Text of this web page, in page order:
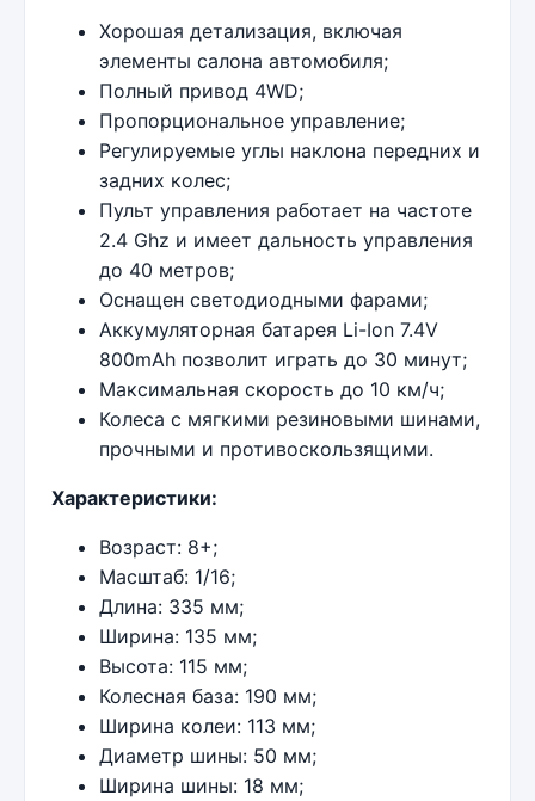
Хорошая детализация, включая
элементы салона автомобиля;
Полный привод 4WD;
Пропорциональное управление;
Регулируемые углы наклона передних и
задних колес;
Пульт управления работает на частоте
2.4 Ghz и имеет дальность управления
до 40 метров;
Оснащен светодиодными фарами;
Аккумуляторная батарея Li-Ion 7.4V
800mAh позволит играть до 30 минут;
Максимальная скорость до 10 км/ч;
Колеса с мягкими резиновыми шинами,
прочными и противоскользящими.
Характеристики:
Возраст: 8+;
Масштаб: 1/16;
Длина: 335 мм;
Ширина: 135 мм;
Высота: 115 мм;
Колесная база: 190 мм;
Ширина колеи: 113 мм;
Диаметр шины: 50 мм;
Ширина шины: 18 мм;